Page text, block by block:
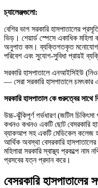
চ্যালেঞ্জগুলো:
বেশির ভাগ সরকারি হাসপাতালের
ভিড়। শেয়ার্ড স্পেসে একাধিক মহিলা
অনুপাত কম। ব্যক্তিগতকৃত মনোযোগ
পরিবেশ এবং সুযোগ-সুবিধা প্রায়ই
সরকারি হাসপাতালে এনআইসিইউ
— সেরা সরকারি হাসপাতালে
সরকারি হাসপাতাল কে গুরুত্বের সাথে
উচ্চ-ঝুঁকিপূর্ণ গর্ভধারণ (জটিল
কখনও কখনও একটি ছোট বেসরকারি
ব্যাকআপ সহ একটি মেডিকেল কলেজ
আর্থিক অবস্থা বেসরকারি
মহিলারা সরকারি স্বাস্থ্য প্রকল্পে নাম
প্রসবের যত্ন প্রদান করে।
বেসরকারি হাসপাতালের